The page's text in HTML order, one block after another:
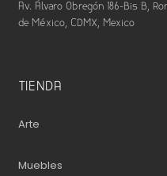
Av. Álvaro Obregón 186-Bis B,
de México, CDMX, Mexico
TIENDA
Arte
Muebles